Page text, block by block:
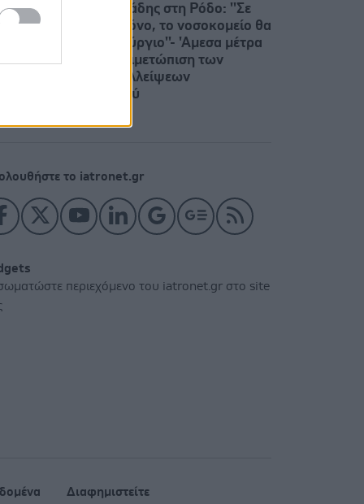
Αδ. Γεωργιάδης στη Ρόδο: ''Σε
ενάμιση χρόνο, το νοσοκομείο θα
είναι καινούργιο''- 'Αμεσα μέτρα
για την αντιμετώπιση των
σοβαρών ελλείψεων
προσωπικού
το iatronet.gr
περιεχόμενο του iatronet.gr στο site
Διαφημιστείτε